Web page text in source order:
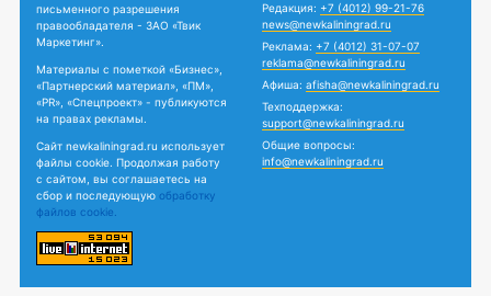
письменного разрешения
правообладателя - ЗАО «Твик
Маркетинг».
Материалы с пометкой «Бизнес»,
«Партнерский материал», «ПМ»,
«PR», «Спецпроект» - публикуются
на правах рекламы.
Сайт newkaliningrad.ru использует
файлы cookie. Продолжая работу
с сайтом, вы соглашаетесь на
сбор и последующую обработку
файлов cookie.
Редакция: +7 (4012) 99-21-76
news@newkaliningrad.ru
Реклама: +7 (4012) 31-07-07
reklama@newkaliningrad.ru
Афиша: afisha@newkaliningrad.ru
Техподдержка:
support@newkaliningrad.ru
Общие вопросы:
info@newkaliningrad.ru